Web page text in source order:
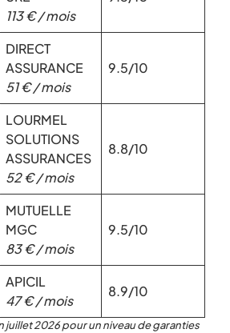
113 € / mois
DIRECT
ASSURANCE
51 € / mois
9.5/10
LOURMEL
SOLUTIONS
ASSURANCES
52 € / mois
8.8/10
MUTUELLE
MGC
83 € / mois
9.5/10
APICIL
47 € / mois
8.9/10
juillet 2026 pour un niveau de garanties